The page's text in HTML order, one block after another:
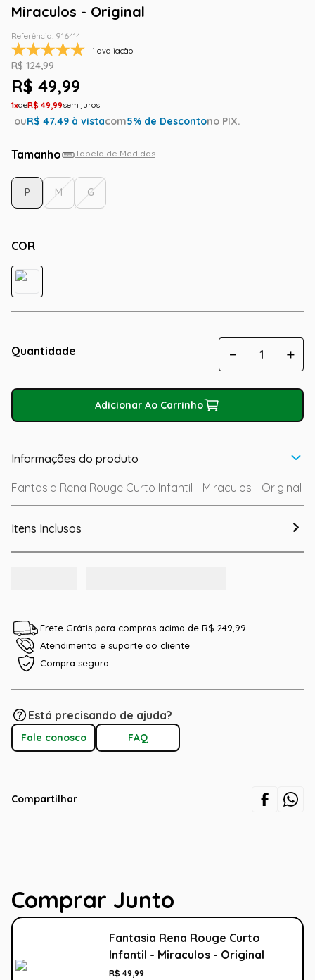
Miraculos - Original
Referência: 916414
1 avaliação
R$ 124,99
R$ 49,99
1 R$ 49,99
ouR$ 47.49 à vistacom5% de Descontono PIX.
Tamanho Tabela de Medidas
COR
P M G
Quantidade ＋
－
Adicionar Ao Carrinho
Informações do produto
Fantasia Rena Rouge Curto Infantil - Miraculos - Original
Itens Inclusos
Frete Grátis para compras acima de R$ 249,99
Atendimento e suporte ao cliente
Compra segura
Está precisando de ajuda?
Fale conosco FAQ
Compartilhar
Comprar Junto
Fantasia Rena Rouge Curto
Infantil - Miraculos - Original
R$ 49,99